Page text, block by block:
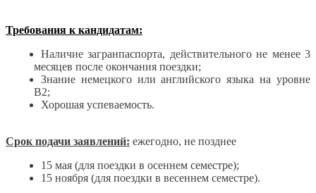
Требования к кандидатам:
Наличие загранпаспорта, действительного не менее 3
месяцев после окончания поездки;
Знание немецкого или английского языка на уровне
В2;
Хорошая успеваемость.
Срок подачи заявлений: ежегодно, не позднее
15 мая (для поездки в осеннем семестре);
15 ноября (для поездки в весеннем семестре).